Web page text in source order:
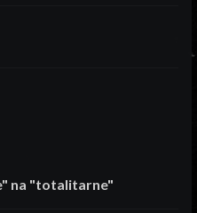
na "totalitarne"